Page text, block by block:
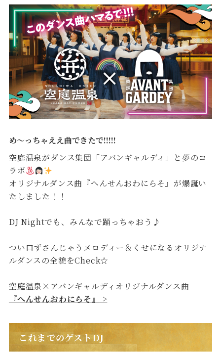
め～っちゃええ曲できたで!!!!!
空庭温泉がダンス集団「アバンギャルディ」と夢のコ
ラボ
オリジナルダンス曲『へんせんおわにらそ』が爆誕い
たしました！！
DJ Nightでも、みんなで踊っちゃおう♪
つい口ずさんじゃうメロディー＆くせになるオリジナ
ルダンスの全貌をCheck☆
空庭温泉×アバンギャルディオリジナルダンス曲
『へんせんおわにらそ』
>
これまでのゲストDJ